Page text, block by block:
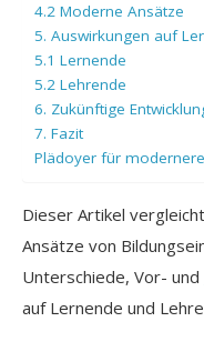
4.2 Moderne Ansätze
5. Auswirkungen auf
5.1 Lernende
5.2 Lehrende
6. Zukünftige
7. Fazit
Plädoyer für
Dieser Artikel
Ansätze von
Unterschiede, Vor- und
auf Lernende und